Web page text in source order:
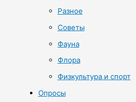
Разное
Советы
Фауна
Флора
Физкультура и спорт
Опросы